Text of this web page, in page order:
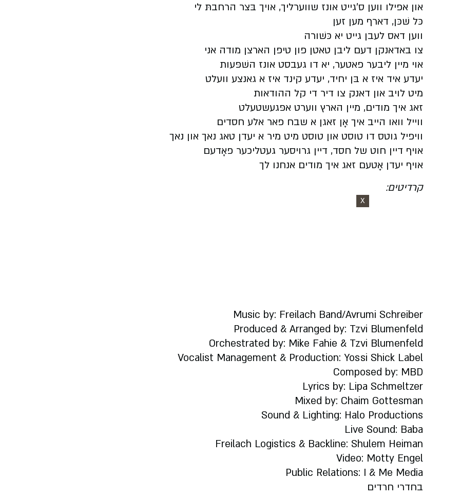
און אפילו ווען ס'גייט אונז שווערליך, אויך בּצר הרחבתּ לי
כּל שׁכּן, דארף מען זען
ווען דאס לעבן גייט יא כּשׁורה
צו באדאנקן דעם ליבן טאטן פון טיפן הארצן מודה אני
אוי מיין ליבער פאטער, יא דו געבסט אונז השׁפּעות
יעדע איד איז א בּן יחיד, יעדע קינד איז א גאנצע וועלט
מיט לויב און דאנק צו דיר די קל ההודאות
זאג איך מודים, מיין הארץ ווערט אפּגעשטעלט
ווייל וואו הייב איך אָן זאגן א שבח פאר אלע חסדים
וויפיל גוטס דו טוסט און טוסט מיט מיר א יעדן טאג נאך און נאך
אויף דיין חוט של חסד, דיין גרויסער געטליכער פאָדעם
אויף יעדן אָטעם זאג איך מודים אנחנו לך
קרדיטים:
X
Music by: Freilach Band/Avrumi Schreiber
Produced & Arranged by: Tzvi Blumenfeld
Orchestrated by: Mike Fahie & Tzvi Blumenfeld
Vocalist Management & Production: Yossi Shick Label
Composed by: MBD
Lyrics by: Lipa Schmeltzer
Mixed by: Chaim Gottesman
Sound & Lighting: Halo Productions
Live Sound: Baba
Freilach Logistics & Backline: Shulem Heiman
Video: Motty Engel
Public Relations: I & Me Media
בחדרי חרדים